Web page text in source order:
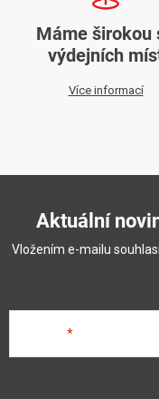
Máme širokou
výdejních
Více informací
Aktuální
Vložením e-mailu